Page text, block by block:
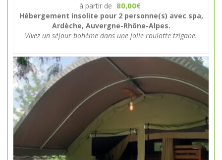
à partir de 80,00€
Hébergement insolite pour 2 personne(s) avec spa,
Ardèche, Auvergne-Rhône-Alpes.
Vivez un séjour bohème dans une jolie roulotte tzigane.